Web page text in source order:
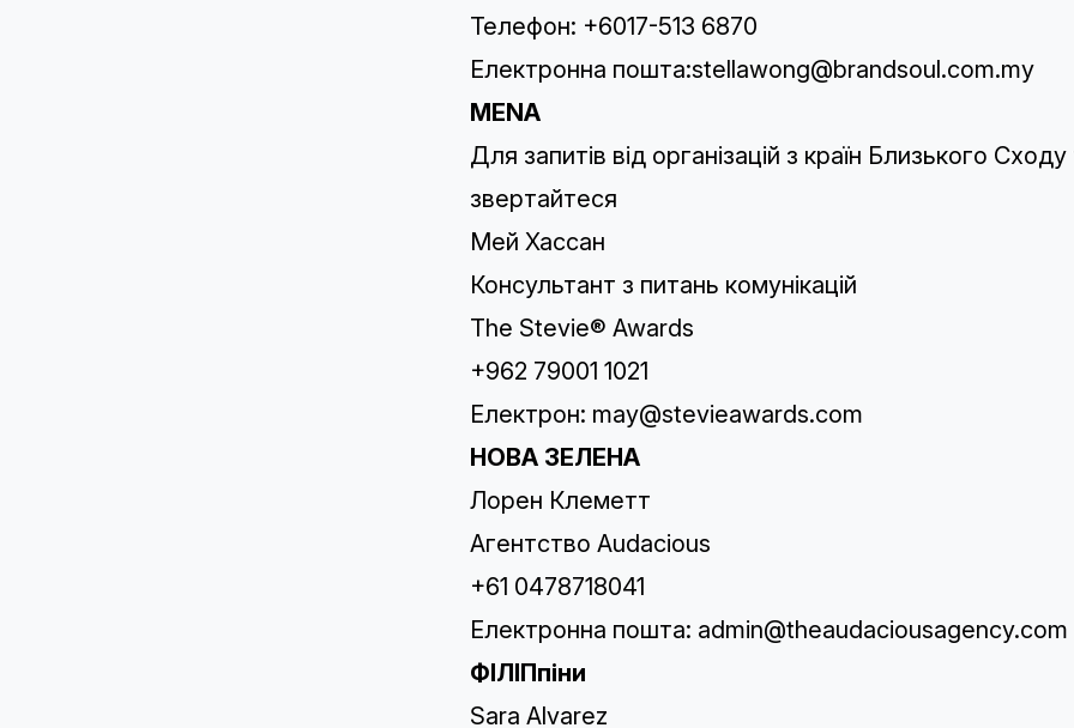
Телефон: +6017-513 6870
Електронна пошта:stellawong@brandsoul.com.my
MENA
Для запитів від організацій з країн Близького
звертайтеся
Мей Хассан
Консультант з питань комунікацій
The Stevie® Awards
+962 79001 1021
Електрон: may@stevieawards.com
НОВА ЗЕЛЕНА
Лорен Клеметт
Агентство Audacious
+61 0478718041
Електронна пошта: admin@theaudaciousagency.com
ФІЛІПпіни
Sara Alvarez